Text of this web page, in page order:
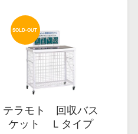
テラモト 回収バス
ケット Ｌタイプ
SOLD-OUT